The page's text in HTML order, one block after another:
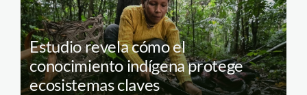
Estudio revela cómo el
conocimiento indígena protege
ecosistemas claves